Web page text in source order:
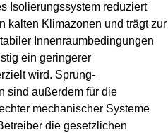
Isolierungssystem reduziert
kalten Klimazonen und trägt zur
Innenraumbedingungen
ein geringerer
wird. Sprung-
sind außerdem für die
mechanischer Systeme
die gesetzlichen